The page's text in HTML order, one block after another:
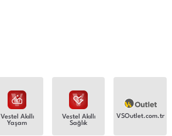
Vestel Akıllı
Yaşam
Vestel Akıllı
Sağlık
VSOutlet.com.tr